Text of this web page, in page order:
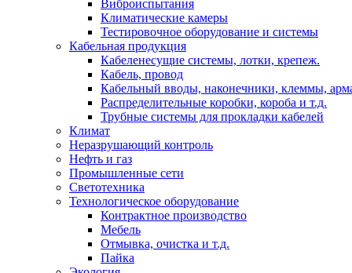
Виброиспытания
Климатические камеры
Тестировочное оборудование и системы
Кабельная продукция
Кабеленесущие системы, лотки, крепеж.
Кабель, провод
Кабельный вводы, наконечники, клеммы,
Распределительные коробки, короба и т.д.
Трубные системы для прокладки кабелей
Климат
Неразрушающий контроль
Нефть и газ
Промышленные сети
Светотехника
Технологическое оборудование
Контрактное производство
Мебель
Отмывка, очистка и т.д.
Пайка